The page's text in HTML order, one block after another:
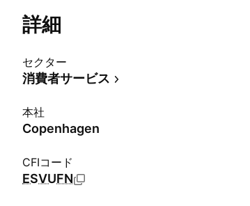
詳細
セクター
消費者サービス
本社
Copenhagen
CFIコード
ESVUFN